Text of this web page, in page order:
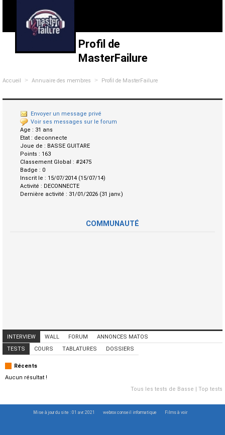
Profil de
MasterFailure
Accueil > Annuaire des membres > Profil de MasterFailure
Envoyer un message privé
Voir ses messages sur le forum
Age : 31 ans
Etat : deconnecte
Joue de : BASSE GUITARE
Points : 163
Classement Global : #2475
Badge : 0
Inscrit le : 15/07/2014 (15/07/14)
Activité : DECONNECTE
Dernière activité : 31/01/2026 (31 janv.)
COMMUNAUTÉ
INTERVIEW WALL FORUM
ANNONCES MATOS
ANNONCES MUSICIENS
CONCERTS
TESTS COURS TABLATURES DOSSIERS
Récents
Aucun résultat !
Tous les tests de Basse
Top tests
Mise à jour du site : 01 avr. 2021 webrox conseil informatique Films à voir